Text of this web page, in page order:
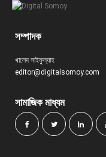
সম্পাদক
খালেদ সাইফুল্যাহ
editor@digitalsomoy.com
সামাজিক মাধ্যম